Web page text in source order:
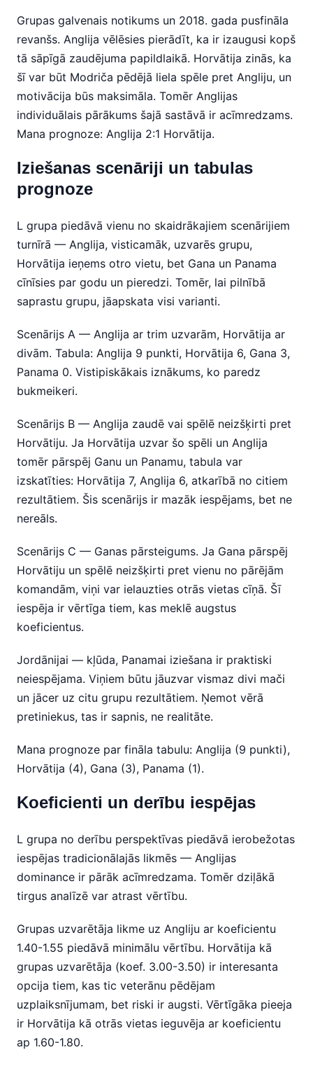
Grupas galvenais notikums un 2018. gada pusfināla
revanšs. Anglija vēlēsies pierādīt, ka ir izaugusi kopš
tā sāpīgā zaudējuma papildlaikā. Horvātija zinās, ka
šī var būt Modriča pēdējā liela spēle pret Angliju, un
motivācija būs maksimāla. Tomēr Anglijas
individuālais pārākums šajā sastāvā ir acīmredzams.
Mana prognoze: Anglija 2:1 Horvātija.
Iziešanas scenāriji un tabulas
prognoze
L grupa piedāvā vienu no skaidrākajiem scenārijiem
turnīrā — Anglija, visticamāk, uzvarēs grupu,
Horvātija ieņems otro vietu, bet Gana un Panama
cīnīsies par godu un pieredzi. Tomēr, lai pilnībā
saprastu grupu, jāapskata visi varianti.
Scenārijs A — Anglija ar trim uzvarām, Horvātija ar
divām. Tabula: Anglija 9 punkti, Horvātija 6, Gana 3,
Panama 0. Vistipiskākais iznākums, ko paredz
bukmeikeri.
Scenārijs B — Anglija zaudē vai spēlē neizšķirti pret
Horvātiju. Ja Horvātija uzvar šo spēli un Anglija
tomēr pārspēj Ganu un Panamu, tabula var
izskatīties: Horvātija 7, Anglija 6, atkarībā no citiem
rezultātiem. Šis scenārijs ir mazāk iespējams, bet ne
nereāls.
Scenārijs C — Ganas pārsteigums. Ja Gana pārspēj
Horvātiju un spēlē neizšķirti pret vienu no pārējām
komandām, viņi var ielauzties otrās vietas cīņā. Šī
iespēja ir vērtīga tiem, kas meklē augstus
koeficientus.
Jordānijai — kļūda, Panamai iziešana ir praktiski
neiespējama. Viņiem būtu jāuzvar vismaz divi mači
un jācer uz citu grupu rezultātiem. Ņemot vērā
pretiniekus, tas ir sapnis, ne realitāte.
Mana prognoze par fināla tabulu: Anglija (9 punkti),
Horvātija (4), Gana (3), Panama (1).
Koeficienti un derību iespējas
L grupa no derību perspektīvas piedāvā ierobežotas
iespējas tradicionālajās likmēs — Anglijas
dominance ir pārāk acīmredzama. Tomēr dziļākā
tirgus analīzē var atrast vērtību.
Grupas uzvarētāja likme uz Angliju ar koeficientu
1.40-1.55 piedāvā minimālu vērtību. Horvātija kā
grupas uzvarētāja (koef. 3.00-3.50) ir interesanta
opcija tiem, kas tic veterānu pēdējam
uzplaiksnījumam, bet riski ir augsti. Vērtīgāka pieeja
ir Horvātija kā otrās vietas ieguvēja ar koeficientu
ap 1.60-1.80.